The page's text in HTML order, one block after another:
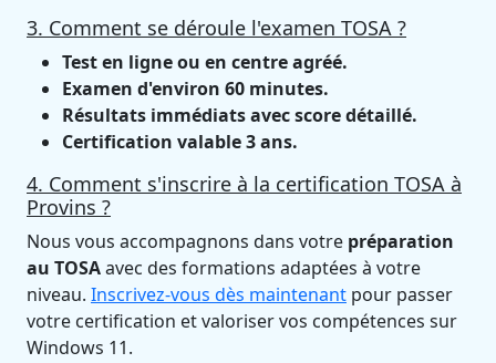
3. Comment se déroule l'examen TOSA ?
Test en ligne ou en centre agréé.
Examen d'environ 60 minutes.
Résultats immédiats avec score détaillé.
Certification valable 3 ans.
4. Comment s'inscrire à la certification TOSA à
Provins ?
Nous vous accompagnons dans votre préparation
au TOSAavec des formations adaptées à votre
niveau. Inscrivez-vous dès maintenant pour passer
votre certification et valoriser vos compétences sur
Windows 11.